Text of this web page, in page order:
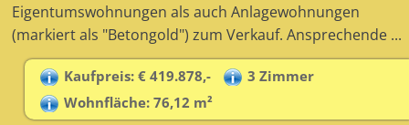
Eigentumswohnungen als auch Anlagewohnungen
(markiert als "Betongold") zum Verkauf. Ansprechende ...
Kaufpreis: € 419.878,-
3 Zimmer
Wohnfläche: 76,12 m²